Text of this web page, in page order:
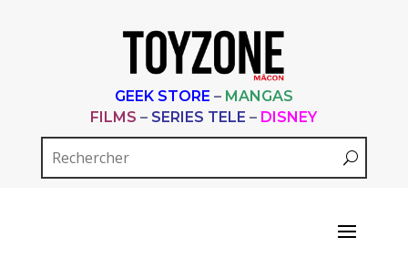
GEEK STORE – MANGAS
FILMS – SERIES TELE – DISNEY